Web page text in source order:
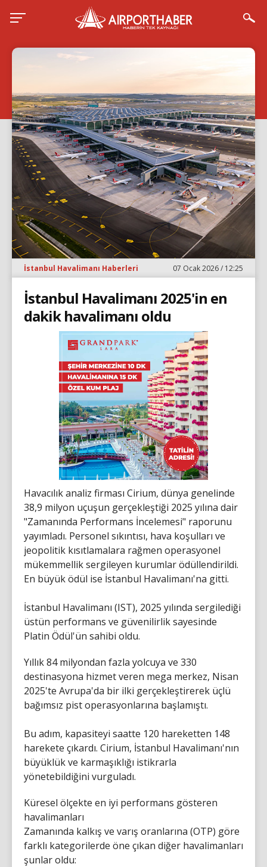
İstanbul Havalimanı Haberleri 07 Ocak 2026 / 12:25
İstanbul Havalimanı 2025'in en
dakik havalimanı oldu
Havacılık analiz firması Cirium, dünya genelinde
38,9 milyon uçuşun gerçekleştiği 2025 yılına dair
"Zamanında Performans İncelemesi" raporunu
yayımladı. Personel sıkıntısı, hava koşulları ve
jeopolitik kısıtlamalara rağmen operasyonel
mükemmellik sergileyen kurumlar ödüllendirildi.
En büyük ödül ise İstanbul Havalimanı'na gitti.
İstanbul Havalimanı (IST), 2025 yılında sergilediği
üstün performans ve güvenilirlik sayesinde
Platin Ödül'ün sahibi oldu.
Yıllık 84 milyondan fazla yolcuya ve 330
destinasyona hizmet veren mega merkez, Nisan
2025'te Avrupa'da bir ilki gerçekleştirerek üçlü
bağımsız pist operasyonlarına başlamıştı.
Bu adım, kapasiteyi saatte 120 hareketten 148
harekete çıkardı. Cirium, İstanbul Havalimanı'nın
büyüklük ve karmaşıklığı istikrarla
yönetebildiğini vurguladı.
Küresel ölçekte en iyi performans gösteren
havalimanları
Zamanında kalkış ve varış oranlarına (OTP) göre
farklı kategorilerde öne çıkan diğer havalimanları
şunlar oldu: